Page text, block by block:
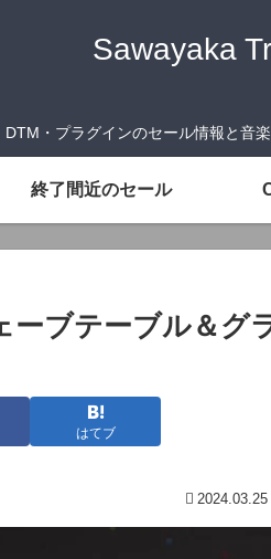
Sawayaka
DTM・プラグインのセール情報と音
終了間近のセール
ブテーブル＆グ
はてブ
2024.03.25